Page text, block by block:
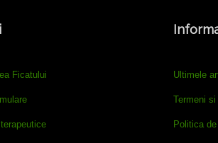
Ficatului Ultimele
Termeni
Politica